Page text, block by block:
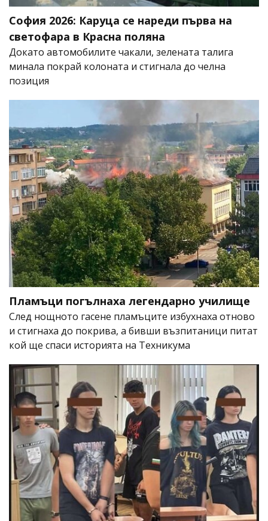
София 2026: Каруца се нареди първа на
светофара в Красна поляна
Докато автомобилите чакали, зелената талига
минала покрай колоната и стигнала до челна
позиция
Пламъци погълнаха легендарно училище
След нощното гасене пламъците избухнаха отново
и стигнаха до покрива, а бивши възпитаници питат
кой ще спаси историята на Техникума